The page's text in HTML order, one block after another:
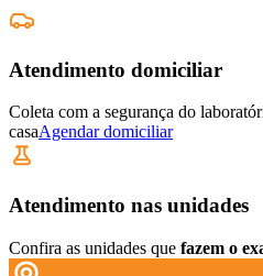
Atendimento domiciliar
Coleta com a segurança do
casaAgendar domiciliar
Atendimento nas unidades
Confira as unidades que fazem o